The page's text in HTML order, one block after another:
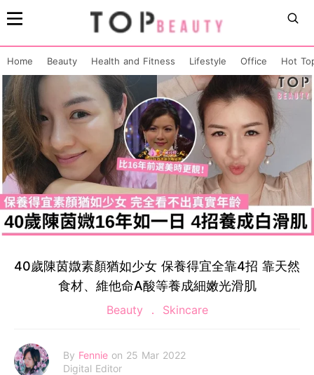
Home Beauty Health and Fitness Lifestyle Office Hot
40歲陳茵媺素顏猶如少女 保養得宜全靠4招 靠天然
食材、維他命A酸等養成細嫩光滑肌
Beauty Skincare
By Fennie on 25 Mar 2022
Digital Editor